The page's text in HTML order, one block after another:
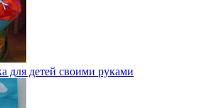
для детей своими руками